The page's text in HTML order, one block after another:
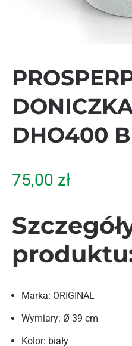
DHO400
75,00 zł
Marka: ORIGINAL
Wymiary: Ø 39 cm
Kolor: biały